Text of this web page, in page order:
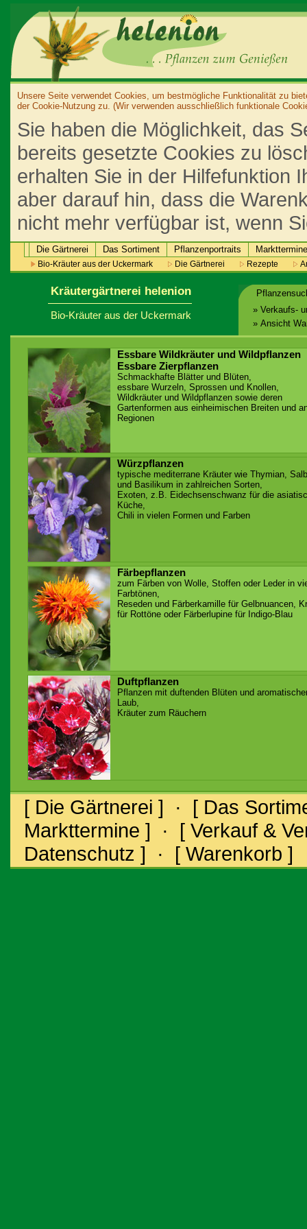
Unsere Seite verwendet Cookies, um bestmögliche Funktionalität zu
der Cookie-Nutzung zu. (Wir verwenden ausschließlich funktionale
Sie haben die Möglichkeit, das
bereits gesetzte Cookies zu
erhalten Sie in der Hilfefunktion
aber darauf hin, dass die
nicht mehr verfügbar ist, wenn
Die Gärtnerei Das Sortiment Pflanzenportraits Markttermine
Bio-Kräuter aus der Uckermark Die Gärtnerei Rezepte
Kräutergärtnerei helenion
Bio-Kräuter aus der Uckermark
» Verkaufs-
» Ansicht
Essbare Wildkräuter und Wildpflanzen
Essbare Zierpflanzen
Schmackhafte Blätter und Blüten,
essbare Wurzeln, Sprossen und Knollen,
Wildkräuter und Wildpflanzen sowie deren
Gartenformen aus einheimischen Breiten und
Regionen
Würzpflanzen
typische mediterrane Kräuter wie Thymian,
und Basilikum in zahlreichen Sorten,
Exoten, z.B. Eidechsenschwanz für die
Küche,
Chili in vielen Formen und Farben
Färbepflanzen
zum Färben von Wolle, Stoffen oder Leder in
Farbtönen,
Reseden und Färberkamille für Gelbnuancen,
für Rottöne oder Färberlupine für Indigo-Blau
Duftpflanzen
Pflanzen mit duftenden Blüten und
Laub,
Kräuter zum Räuchern
[ Die Gärtnerei ] · [ Das
Markttermine ] · [ Verkauf &
Datenschutz ] · [ Warenkorb ]